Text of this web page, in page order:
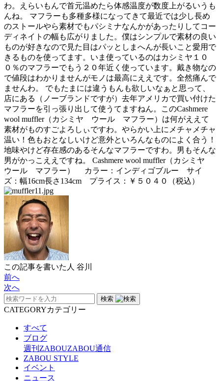
わ。えらいもんで首元温めたら体感温度が数度上がるいうも
んね。 マフラーも多種多様になってきて最近では少し長め
のストールやら素材でもパシミナなんかがあったりしてコー
ディネイトの幅も広がりました。僕はシンプルで素材の良い
ものが好きなので見た目はパッとしまへんが長いこと愛用で
きるものを使ってます。いま使っているのはカシミヤ１０
０％のマフラーでもう２０年近く使っています。戴き物なの
で値段はわかりませんがモノは最高にええです。全然痛んで
ませんわ。 でもたまには違うもんも欲しいなぁと思って、
店にある（ノーブランドですが）去年アメリカで買い付けた
マフラーを引っ張り出して使うてますねん。このCashmere
wool muffler（カシミヤ ウール マフラー）は何がええて
素材がものすごよろしぃですわ。やらかい上にメチャメチャ
温い！色もおとなしいけど意外といろんなものによく合う！
地味やけど存在感のあるそんなマフラーですわ。男もそんな
男がかっこええですね。 Cashmere wool muffler（カシミヤ
ウール マフラー） カラー：インディゴブルー サイ
ズ：幅16cm長さ134cm プライス：￥５０４０（税込）
この記事を書いた人 谷川
前へ
次へ
検索
CATEGORYカテゴリー
すべて
ブログ
週刊ZABOUZABOU通信
ZABOU STYLE
イベント
ニュース